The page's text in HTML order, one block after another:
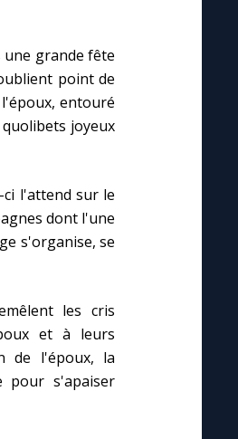
une grande fête
point de
entouré
joyeux
l'attend sur le
dont l'une
s'organise, se
les cris
et à leurs
de l'époux, la
pour s'apaiser